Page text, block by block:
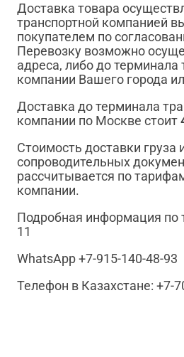
Доставка товара
транспортной компанией
покупателем по
Перевозку возможно
адреса, либо до терминала
компании Вашего города
Доставка до терминала
компании по Москве стоит
Стоимость доставки груза
сопроводительных
рассчитывается по
компании.
Подробная информация по
11
WhatsApp +7-915-140-48-93
Телефон в Казахстане: +7-